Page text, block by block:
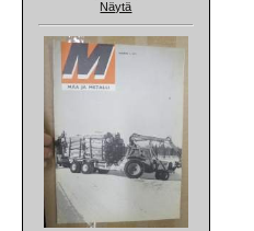
Näytä